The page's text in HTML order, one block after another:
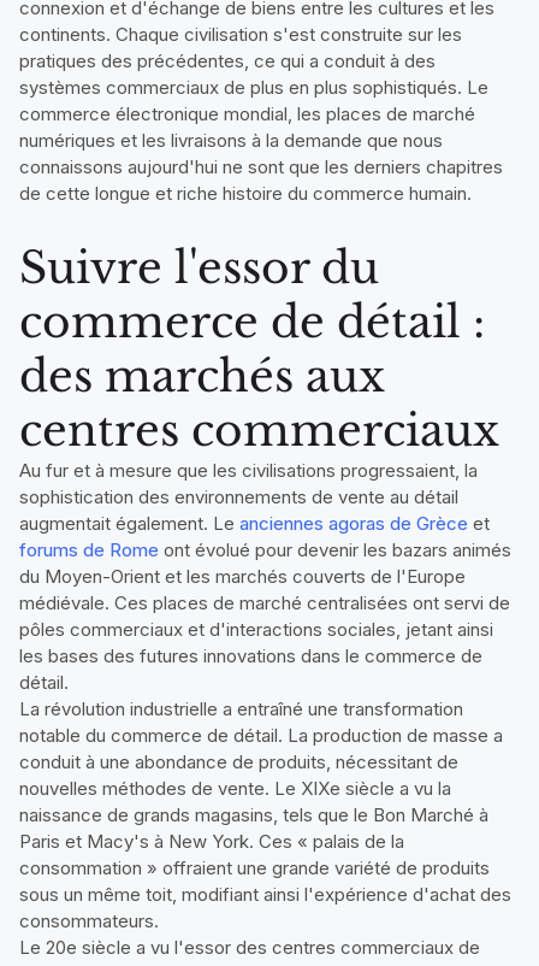
connexion et d'échange de biens entre les cultures et les
continents. Chaque civilisation s'est construite sur les
pratiques des précédentes, ce qui a conduit à des
systèmes commerciaux de plus en plus sophistiqués. Le
commerce électronique mondial, les places de marché
numériques et les livraisons à la demande que nous
connaissons aujourd'hui ne sont que les derniers chapitres
de cette longue et riche histoire du commerce humain.
Suivre l'essor du
commerce de détail :
des marchés aux
centres commerciaux
Au fur et à mesure que les civilisations progressaient, la
sophistication des environnements de vente au détail
augmentait également. Le anciennes agoras de Grèce et
forums de Rome ont évolué pour devenir les bazars animés
du Moyen-Orient et les marchés couverts de l'Europe
médiévale. Ces places de marché centralisées ont servi de
pôles commerciaux et d'interactions sociales, jetant ainsi
les bases des futures innovations dans le commerce de
détail.
La révolution industrielle a entraîné une transformation
notable du commerce de détail. La production de masse a
conduit à une abondance de produits, nécessitant de
nouvelles méthodes de vente. Le XIXe siècle a vu la
naissance de grands magasins, tels que le Bon Marché à
Paris et Macy's à New York. Ces « palais de la
consommation » offraient une grande variété de produits
sous un même toit, modifiant ainsi l'expérience d'achat des
consommateurs.
Le 20e siècle a vu l'essor des centres commerciaux de